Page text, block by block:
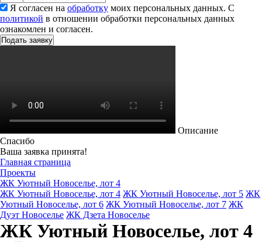
Я согласен на обработку моих персональных данных. С
политикой в отношении обработки персональных данных
ознакомлен и согласен.
Описание
Спасибо
Ваша заявка принята!
Главная страница
Проекты
ЖК Уютный Новоселье, лот 4
ЖК Уютный Новоселье, лот 4 ЖК Уютный Новоселье, лот 5 ЖК
Уютный Новоселье, лот 6 ЖК Уютный Новоселье, лот 7 ЖК
Дуэт Новоселье ЖК Дзета Новоселье
ЖК Уютный Новоселье, лот 4